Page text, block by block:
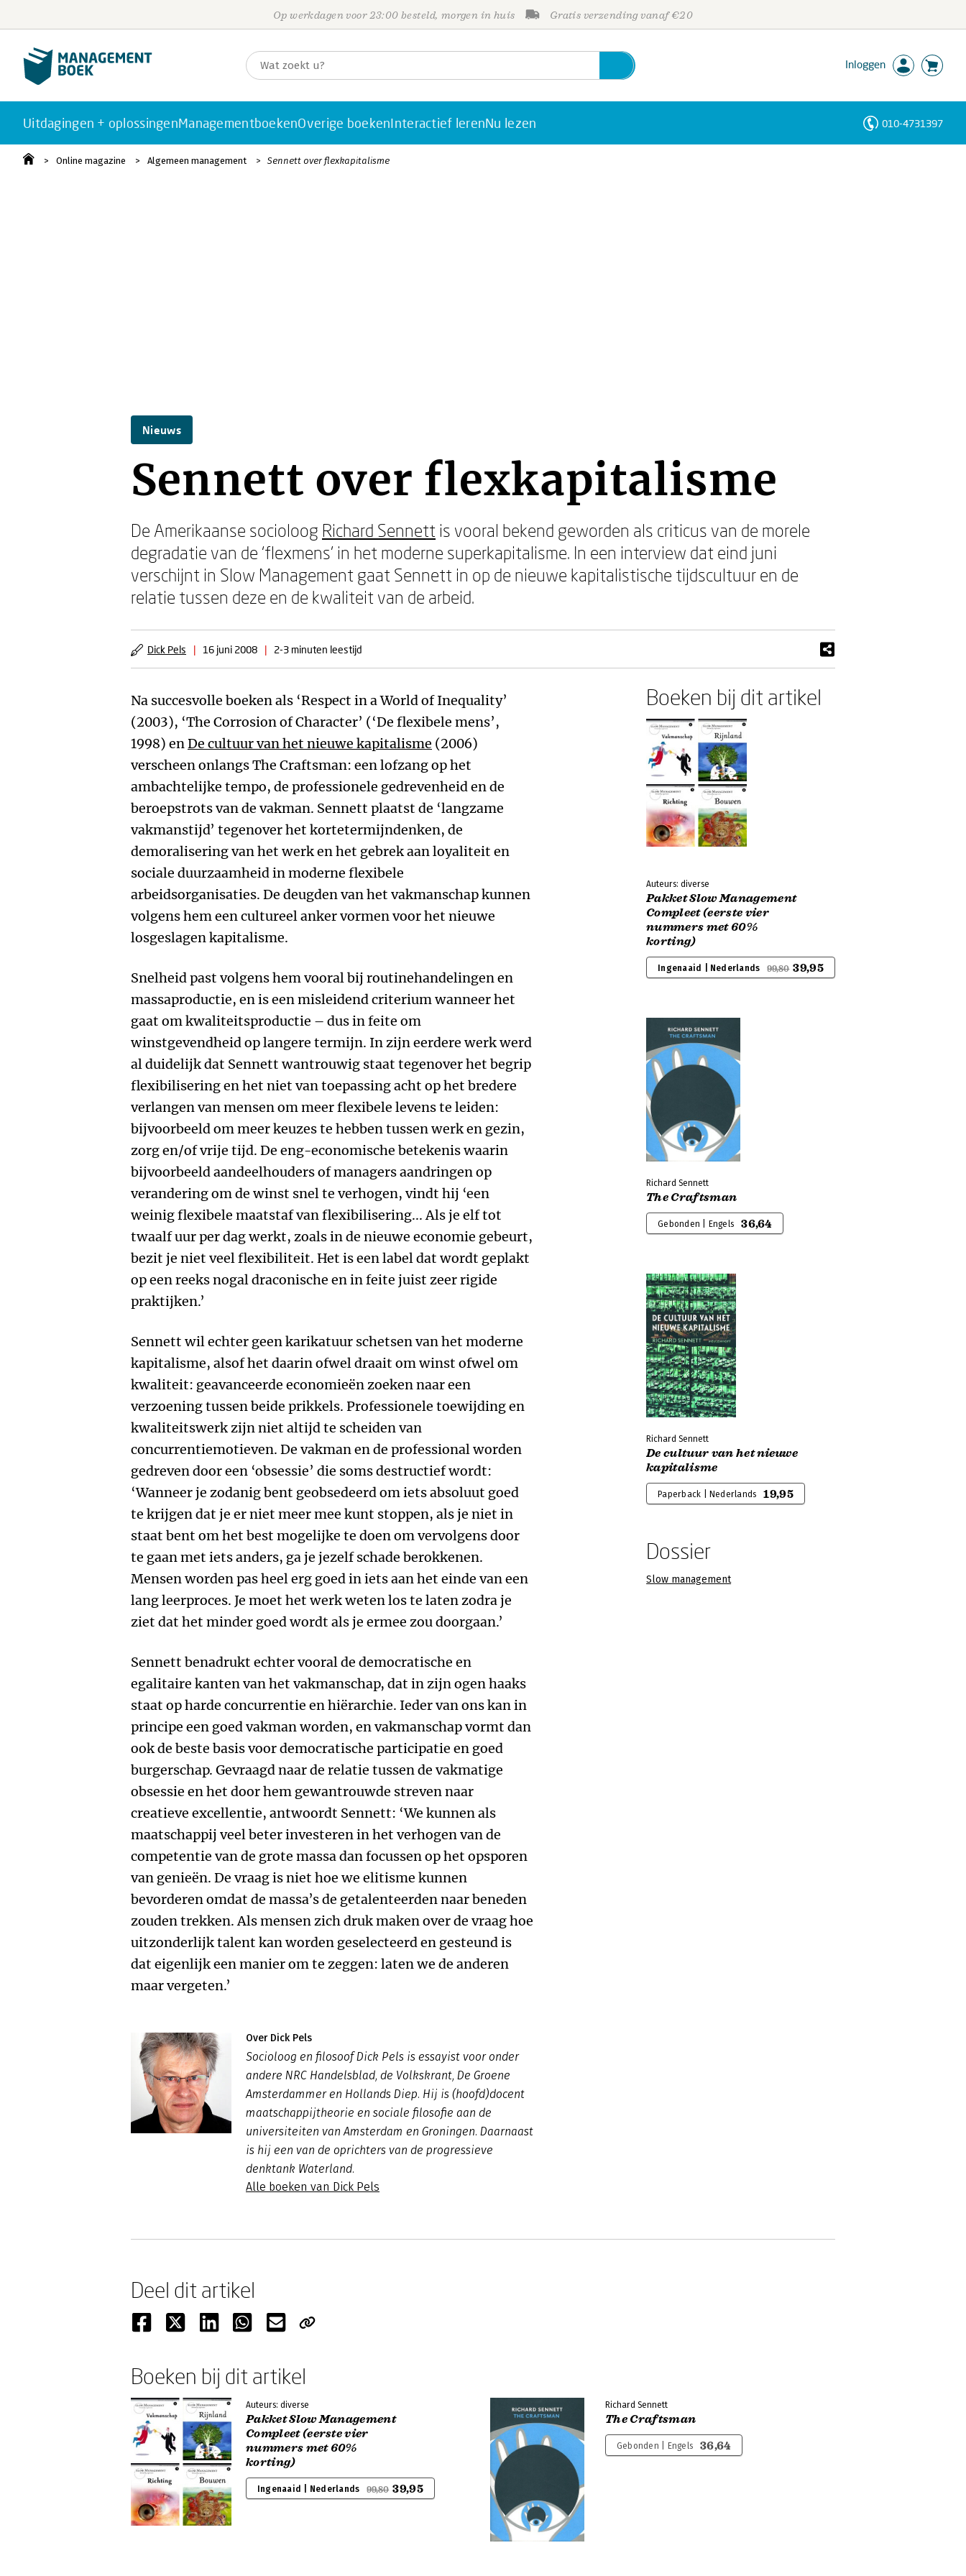
Op werkdagen voor 23:00 besteld, morgen in huis Gratis verzending vanaf €20
Inloggen
Uitdagingen + oplossingenManagementboekenOverige boekenInteractief lerenNu lezen 010-4731397
Online magazine Algemeen management Sennett over flexkapitalisme
Nieuws
Sennett over flexkapitalisme
De Amerikaanse socioloog Richard Sennett is vooral bekend geworden als criticus van de morele
degradatie van de ‘flexmens’ in het moderne superkapitalisme. In een interview dat eind juni
verschijnt in Slow Management gaat Sennett in op de nieuwe kapitalistische tijdscultuur en de
relatie tussen deze en de kwaliteit van de arbeid.
Dick Pels | 16 juni 2008 | 2-3 minuten leestijd
Na succesvolle boeken als ‘Respect in a World of Inequality’
(2003), ‘The Corrosion of Character’ (‘De flexibele mens’,
1998) enDe cultuur van het nieuwe kapitalisme (2006)
verscheen onlangs The Craftsman: een lofzang op het
ambachtelijke tempo, de professionele gedrevenheid en de
beroepstrots van de vakman. Sennett plaatst de ‘langzame
vakmanstijd’ tegenover het kortetermijndenken, de
demoralisering van het werk en het gebrek aan loyaliteit en
sociale duurzaamheid in moderne flexibele
arbeidsorganisaties. De deugden van het vakmanschap kunnen
volgens hem een cultureel anker vormen voor het nieuwe
losgeslagen kapitalisme.
Snelheid past volgens hem vooral bij routinehandelingen en
massaproductie, en is een misleidend criterium wanneer het
gaat om kwaliteitsproductie – dus in feite om
winstgevendheid op langere termijn. In zijn eerdere werk werd
al duidelijk dat Sennett wantrouwig staat tegenover het begrip
flexibilisering en het niet van toepassing acht op het bredere
verlangen van mensen om meer flexibele levens te leiden:
bijvoorbeeld om meer keuzes te hebben tussen werk en gezin,
zorg en/of vrije tijd. De eng-economische betekenis waarin
bijvoorbeeld aandeelhouders of managers aandringen op
verandering om de winst snel te verhogen, vindt hij ‘een
weinig flexibele maatstaf van flexibilisering... Als je elf tot
twaalf uur per dag werkt, zoals in de nieuwe economie gebeurt,
bezit je niet veel flexibiliteit. Het is een label dat wordt geplakt
op een reeks nogal draconische en in feite juist zeer rigide
praktijken.’
Sennett wil echter geen karikatuur schetsen van het moderne
kapitalisme, alsof het daarin ofwel draait om winst ofwel om
kwaliteit: geavanceerde economieën zoeken naar een
verzoening tussen beide prikkels. Professionele toewijding en
kwaliteitswerk zijn niet altijd te scheiden van
concurrentiemotieven. De vakman en de professional worden
gedreven door een ‘obsessie’ die soms destructief wordt:
‘Wanneer je zodanig bent geobsedeerd om iets absoluut goed
te krijgen dat je er niet meer mee kunt stoppen, als je niet in
staat bent om het best mogelijke te doen om vervolgens door
te gaan met iets anders, ga je jezelf schade berokkenen.
Mensen worden pas heel erg goed in iets aan het einde van een
lang leerproces. Je moet het werk weten los te laten zodra je
ziet dat het minder goed wordt als je ermee zou doorgaan.’
Sennett benadrukt echter vooral de democratische en
egalitaire kanten van het vakmanschap, dat in zijn ogen haaks
staat op harde concurrentie en hiërarchie. Ieder van ons kan in
principe een goed vakman worden, en vakmanschap vormt dan
ook de beste basis voor democratische participatie en goed
burgerschap. Gevraagd naar de relatie tussen de vakmatige
obsessie en het door hem gewantrouwde streven naar
creatieve excellentie, antwoordt Sennett: ‘We kunnen als
maatschappij veel beter investeren in het verhogen van de
competentie van de grote massa dan focussen op het opsporen
van genieën. De vraag is niet hoe we elitisme kunnen
bevorderen omdat de massa’s de getalenteerden naar beneden
zouden trekken. Als mensen zich druk maken over de vraag hoe
uitzonderlijk talent kan worden geselecteerd en gesteund is
dat eigenlijk een manier om te zeggen: laten we de anderen
maar vergeten.’
Over Dick Pels
Socioloog en filosoof Dick Pels is essayist voor onder
andere NRC Handelsblad, de Volkskrant, De Groene
Amsterdammer en Hollands Diep. Hij is (hoofd)docent
maatschappijtheorie en sociale filosofie aan de
universiteiten van Amsterdam en Groningen. Daarnaast
is hij een van de oprichters van de progressieve
denktank Waterland.
Alle boeken van Dick Pels
Boeken bij dit artikel
Auteurs: diverse
Pakket Slow Management
Compleet (eerste vier
nummers met 60%
korting)
Ingenaaid | Nederlands 99,80 39,95
Richard Sennett
The Craftsman
Gebonden | Engels 36,64
Richard Sennett
De cultuur van het nieuwe
kapitalisme
Paperback | Nederlands 19,95
Dossier
Slow management
Deel dit artikel
Boeken bij dit artikel
Auteurs: diverse
Pakket Slow Management
Compleet (eerste vier
nummers met 60%
korting)
Ingenaaid | Nederlands 99,80 39,95
Richard Sennett
The Craftsman
Gebonden | Engels 36,64
Personen